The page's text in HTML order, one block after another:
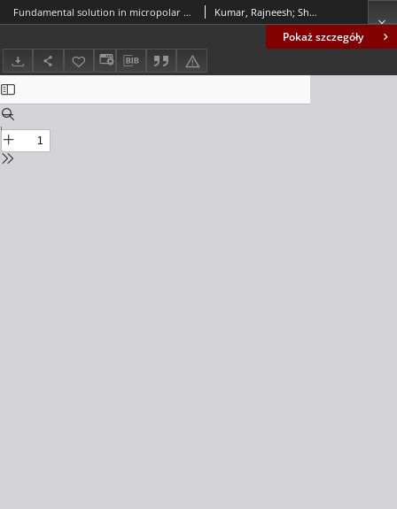
Pokaż szczegóły
Fundamental solution in micropolar viscothermoelastic solids with void Kumar, Rajneesh; Sharma, Krishan D.; Garg, S.K.